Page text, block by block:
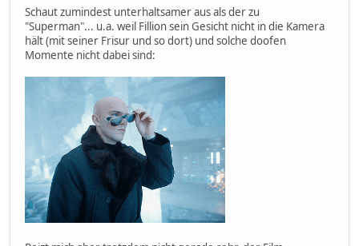
Schaut zumindest unterhaltsamer aus als der zu
"Superman"... u.a. weil Fillion sein Gesicht nicht in die Kamera
hält (mit seiner Frisur und so dort) und solche doofen
Momente nicht dabei sind: